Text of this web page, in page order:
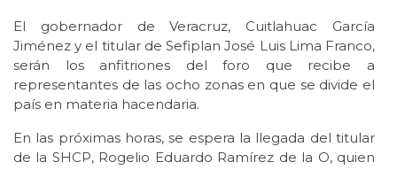
El gobernador de Veracruz, Cuitlahuac García
Jiménez y el titular de Sefiplan José Luis Lima Franco,
serán los anfitriones del foro que recibe a
representantes de las ocho zonas en que se divide el
país en materia hacendaria.
En las próximas horas, se espera la llegada del titular
de la SHCP, Rogelio Eduardo Ramírez de la O, quien